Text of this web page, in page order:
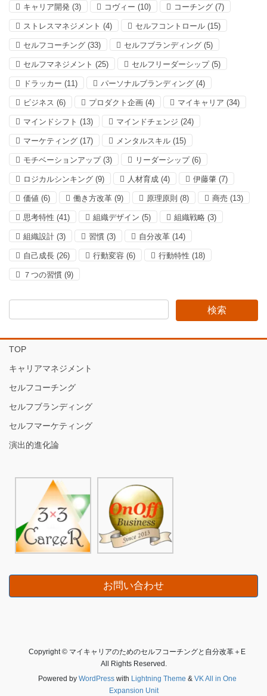
キャリア開発 (3) コヴィー (10) コーチング (7)
ストレスマネジメント (4) セルフコントロール (15)
セルフコーチング (33) セルフブランディング (5)
セルフマネジメント (25) セルフリーダーシップ(5)
ドラッカー (11) パーソナルブランディング (4)
ビジネス (6) プロダクト企画 (4) マイキャリア (34)
マインドシフト (13) マインドチェンジ (24)
マーケティング (17) メンタルスキル (15)
モチベーションアップ(3) リーダーシップ(6)
ロジカルシンキング (9) 人材育成 (4) 伊藤肇 (7)
価値 (6) 働き方改革 (9) 原理原則 (8) 商売 (13)
思考特性 (41) 組織デザイン (5) 組織戦略 (3)
組織設計 (3) 習慣 (3) 自分改革 (14)
自己成長 (26) 行動変容 (6) 行動特性 (18)
７つの習慣 (9)
TOP
キャリアマネジメント
セルフコーチング
セルフブランディング
セルフマーケティング
演出的進化論
お問い合わせ
Copyright © マイキャリアのためのセルフコーチングと自分改革＋E
All Rights Reserved.
Powered by WordPresswith Lightning Theme & VK All in One
Expansion Unit